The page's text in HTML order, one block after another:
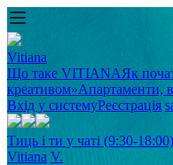
Vitiana
Що таке VITIANAЯк
креативом»Апартаменти,
Вхід у системуРеєстрація
Тиць і ти у чаті (9:30-18:00)
Vitiana V.